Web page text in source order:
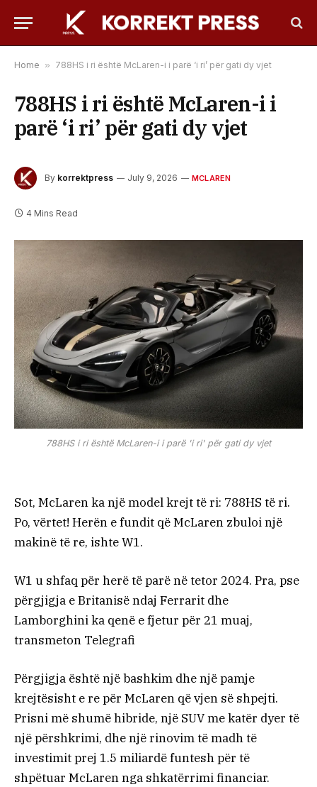
Home » 788HS i ri është McLaren-i i parë ‘i ri’ për gati dy vjet
788HS i ri është McLaren-i i
parë ‘i ri’ për gati dy vjet
By korrektpress July 9, 2026 MCLAREN
4 Mins Read
788HS i ri është McLaren-i i parë 'i ri' për gati dy vjet
Sot, McLaren ka një model krejt të ri: 788HS të ri.
Po, vërtet! Herën e fundit që McLaren zbuloi një
makinë të re, ishte W1.
W1 u shfaq për herë të parë në tetor 2024. Pra, pse
përgjigja e Britanisë ndaj Ferrarit dhe
Lamborghini ka qenë e fjetur për 21 muaj,
transmeton Telegrafi
Përgjigja është një bashkim dhe një pamje
krejtësisht e re për McLaren që vjen së shpejti.
Prisni më shumë hibride, një SUV me katër dyer të
një përshkrimi, dhe një rinovim të madh të
investimit prej 1.5 miliardë funtesh për të
shpëtuar McLaren nga shkatërrimi financiar.